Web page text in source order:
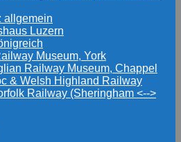
allgemein
Luzern
Museum, York
Railway Museum, Chappel
& Welsh Highland Railway
Railway (Sheringham <-->